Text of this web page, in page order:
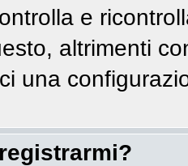
e
altrimenti
una